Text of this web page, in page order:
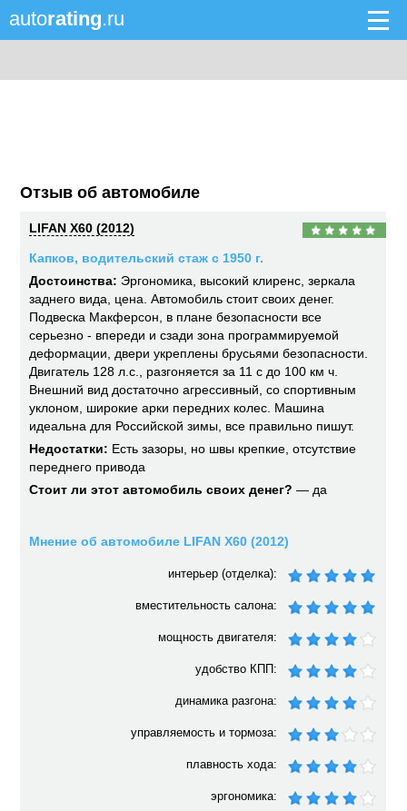
autorating.ru
Отзыв об автомобиле
LIFAN X60 (2012)
Капков, водительский стаж с 1950 г.
Достоинства: Эргономика, высокий клиренс, зеркала
заднего вида, цена. Автомобиль стоит своих денег.
Подвеска Макферсон, в плане безопасности все
серьезно - впереди и сзади зона программируемой
деформации, двери укреплены брусьями безопасности.
Двигатель 128 л.с., разгоняется за 11 с до 100 км ч.
Внешний вид достаточно агрессивный, со спортивным
уклоном, широкие арки передних колес. Машина
идеальна для Российской зимы, все правильно пишут.
Недостатки: Есть зазоры, но швы крепкие, отсутствие
переднего привода
Стоит ли этот автомобиль своих денег? — да
Мнение об автомобиле LIFAN X60 (2012)
интерьер (отделка):
вместительность салона:
мощность двигателя:
удобство КПП:
динамика разгона:
управляемость и тормоза:
плавность хода:
эргономика: